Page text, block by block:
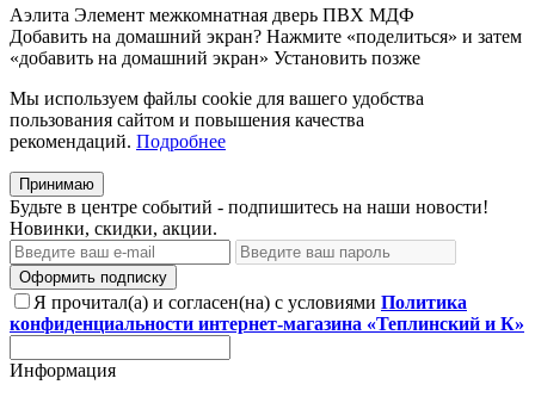
Аэлита Элемент межкомнатная дверь ПВХ МДФ
Добавить на домашний экран? Нажмите «поделиться» и затем
«добавить на домашний экран» Установить позже
Мы используем файлы cookie для вашего удобства
пользования сайтом и повышения качества
рекомендаций. Подробнее
Принимаю
Будьте в центре событий - подпишитесь на наши новости!
Новинки, скидки, акции.
Оформить подписку
Я прочитал(а) и согласен(на) с условиями Политика
конфиденциальности интернет-магазина «Теплинский и К»
Информация